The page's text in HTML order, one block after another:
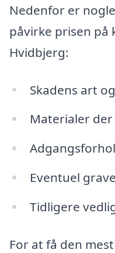
Nedenfor er
påvirke prisen på
Hvidbjerg:
Skadens art
Materialer der
Eventuel
Tidligere
For at få den